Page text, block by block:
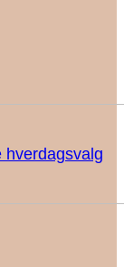
hverdagsvalg